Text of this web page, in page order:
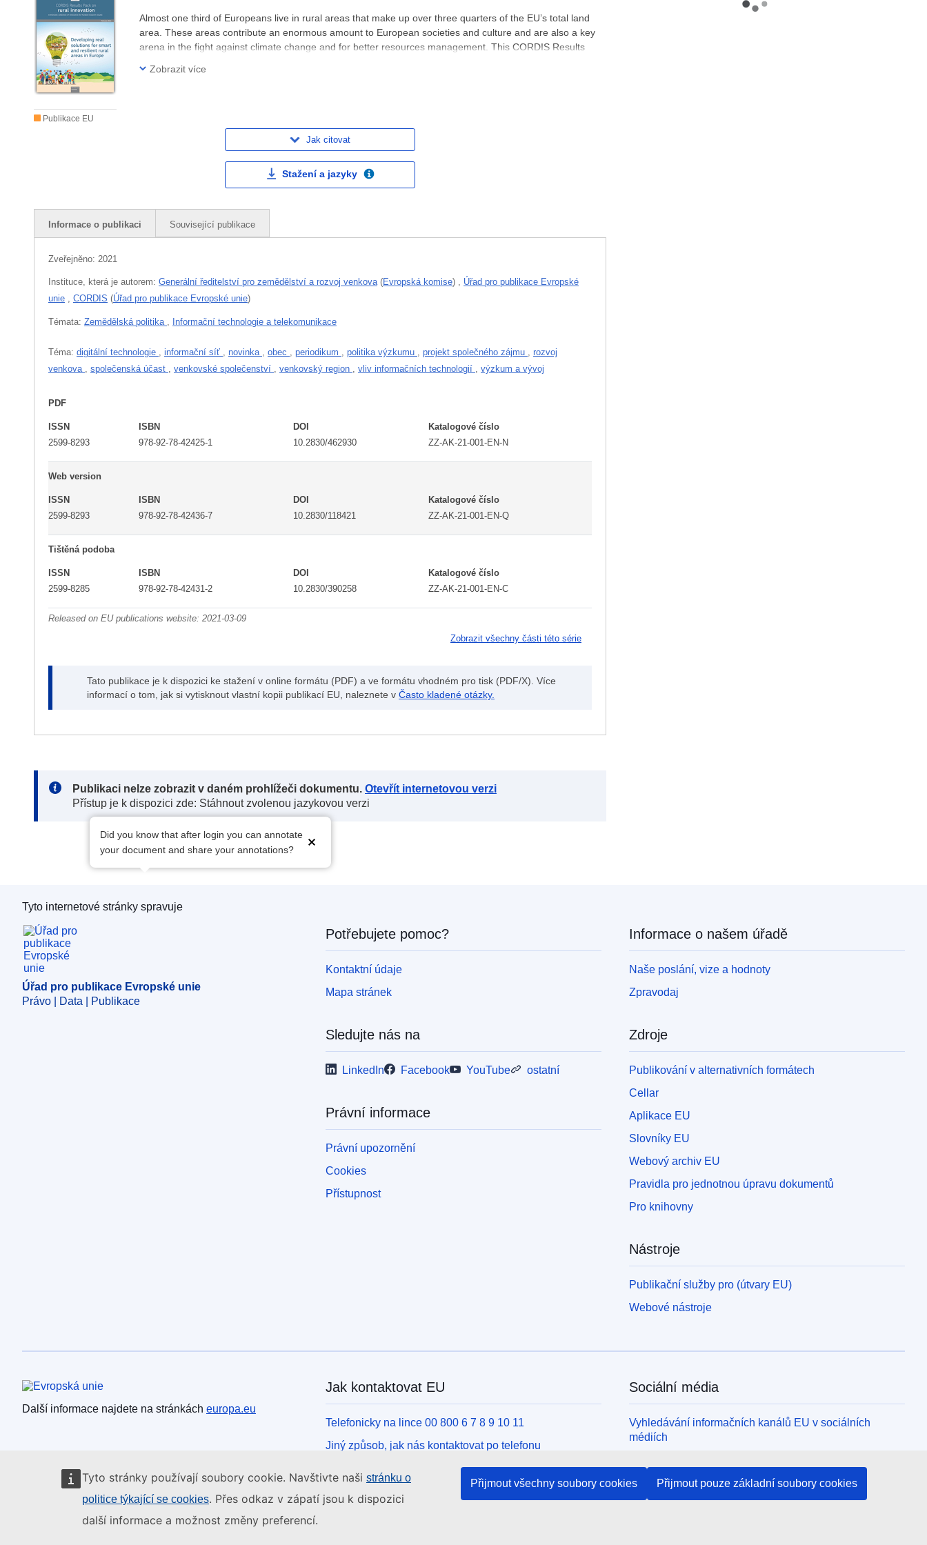
Tyto stránky používají soubory cookie. Navštivte naši stránku o
politice týkající se cookies. Přes odkaz v zápatí jsou k dispozici
další informace a možnost změny preferencí.
Přijmout všechny soubory cookies Přijmout pouze základní soubory cookies
Publikace EU
Almost one third of Europeans live in rural areas that make up over three quarters of the EU’s total land
area. These areas contribute an enormous amount to European societies and culture and are also a key
arena in the fight against climate change and for better resources management. This CORDIS Results
Zobrazit více
Jak citovat
Stažení a jazyky
Informace o publikaci Související publikace
Zveřejněno: 2021
Instituce, která je autorem: Generální ředitelství pro zemědělství a rozvoj venkova(Evropská komise) , Úřad pro publikace Evropské
unie , CORDIS (Úřad pro publikace Evropské unie)
Témata: Zemědělská politika , Informační technologie a telekomunikace
Téma: digitální technologie , informační síť , novinka , obec , periodikum , politika výzkumu , projekt společného zájmu , rozvoj
venkova , společenská účast , venkovské společenství , venkovský region , vliv informačních technologií , výzkum a vývoj
PDF
ISSN
2599-8293
ISBN
978-92-78-42425-1
DOI
10.2830/462930
Katalogové číslo
ZZ-AK-21-001-EN-N
Web version
ISSN
2599-8293
ISBN
978-92-78-42436-7
DOI
10.2830/118421
Katalogové číslo
ZZ-AK-21-001-EN-Q
Tištěná podoba
ISSN
2599-8285
ISBN
978-92-78-42431-2
DOI
10.2830/390258
Katalogové číslo
ZZ-AK-21-001-EN-C
Released on EU publications website: 2021-03-09
Zobrazit všechny části této série
Tato publikace je k dispozici ke stažení v online formátu (PDF) a ve formátu vhodném pro tisk (PDF/X). Více
informací o tom, jak si vytisknout vlastní kopii publikací EU, naleznete v Často kladené otázky.
Note:
Publikaci nelze zobrazit v daném prohlížeči dokumentu. Otevřít internetovou verzi
Přístup je k dispozici zde: Stáhnout zvolenou jazykovou verzi
Did you know that after login you can annotate
your document and share your annotations?
Úřad pro publikace Evropské unie
Tyto internetové stránky spravuje
Úřad pro publikace Evropské unie
Právo | Data | Publikace
Potřebujete pomoc?
Kontaktní údaje
Mapa stránek
Sledujte nás na
LinkedIn Facebook YouTube ostatní
Právní informace
Právní upozornění
Cookies
Přístupnost
Informace o našem úřadě
Naše poslání, vize a hodnoty
Zpravodaj
Zdroje
Publikování v alternativních formátech
Cellar
Aplikace EU
Slovníky EU
Webový archiv EU
Pravidla pro jednotnou úpravu dokumentů
Pro knihovny
Nástroje
Publikační služby pro (útvary EU)
Webové nástroje
Evropská unie
Další informace najdete na stránkách europa.eu
Jak kontaktovat EU
Telefonicky na lince 00 800 6 7 8 9 10 11
Jiný způsob, jak nás kontaktovat po telefonu
Písemně, pomocí kontaktního formuláře
Osobně, v kontaktním místě EU
Sociální média
Vyhledávání informačních kanálů EU v sociálních
médiích
Orgány a instituce EU